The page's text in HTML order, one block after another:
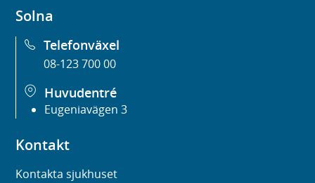
Solna
Telefonväxel
08-123 700 00
Huvudentré
Eugeniavägen 3
Kontakt
Kontakta sjukhuset